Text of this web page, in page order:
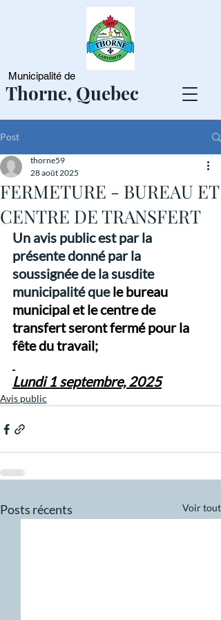
Municipalité de
Thorne, Quebec
Post
FERMETURE - BUREAU ET
CENTRE DE TRANSFERT
thorne59
28 août 2025
Un avis public est par la
présente donné par la
soussignée de la susdite
municipalité que le bureau
municipal et le centre de
transfert seront fermé pour la
fête du travail;
Lundi 1 septembre, 2025
Avis public
Posts récents Voir tout